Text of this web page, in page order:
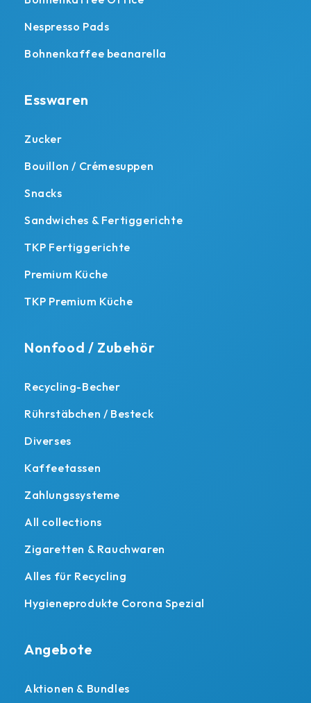
Nespresso Pads
Bohnenkaffee beanarella
Esswaren
Zucker
Bouillon / Crémesuppen
Snacks
Sandwiches & Fertiggerichte
TKP Fertiggerichte
Premium Küche
TKP Premium Küche
Nonfood / Zubehör
Recycling-Becher
Rührstäbchen / Besteck
Diverses
Kaffeetassen
Zahlungssysteme
All collections
Zigaretten & Rauchwaren
Alles für Recycling
Hygieneprodukte Corona Spezial
Angebote
Aktionen & Bundles